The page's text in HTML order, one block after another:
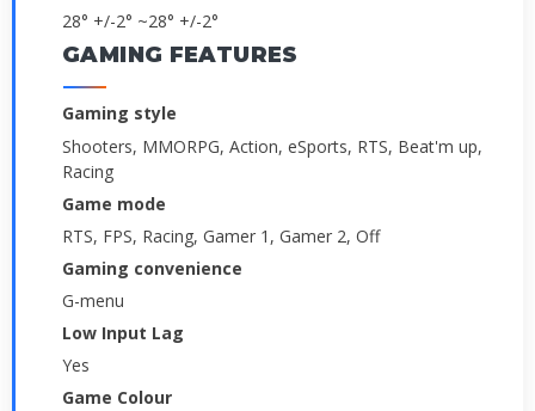
­28° +/-2° ~28° +/-2°
GAMING FEATURES
Gaming style
Shooters, MMORPG, Action, eSports, RTS, Beat'm up,
Racing
Game mode
RTS, FPS, Racing, Gamer 1, Gamer 2, Off
Gaming convenience
G-menu
Low Input Lag
Yes
Game Colour